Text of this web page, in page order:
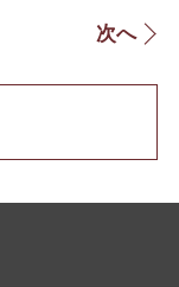
次へ